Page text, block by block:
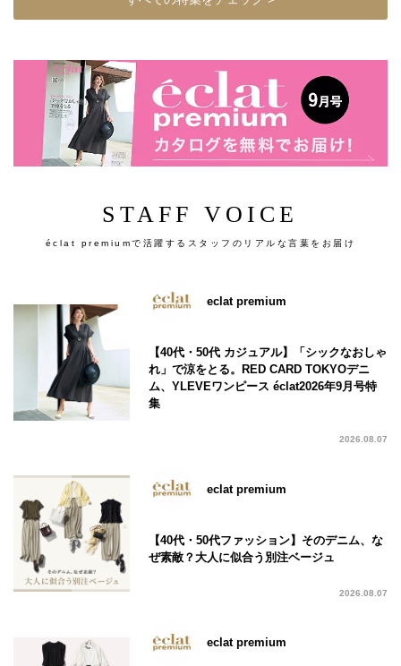
STAFF VOICE
éclat premiumで活躍するスタッフのリアルな言葉をお届け
eclat premium
【40代・50代 カジュアル】「シックなおしゃ
れ」で涼をとる。RED CARD TOKYOデニ
ム、YLEVEワンピース éclat2026年9月号特
集
2026.08.07
eclat premium
【40代・50代ファッション】そのデニム、な
ぜ素敵？大人に似合う別注ベージュ
2026.08.07
eclat premium